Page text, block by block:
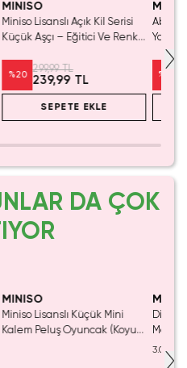
MINISO
Miniso Lisanslı Açık Kil Serisi
Küçük Aşçı – Eğitici Ve Renkli
%20
299,99 TL
239,99 TL
SEPETE EKLE
%
DA ÇOK
MINISO
Miniso Lisanslı Küçük Mini
Kalem Peluş Oyuncak (Koyu
Mouse
Mini
3.0